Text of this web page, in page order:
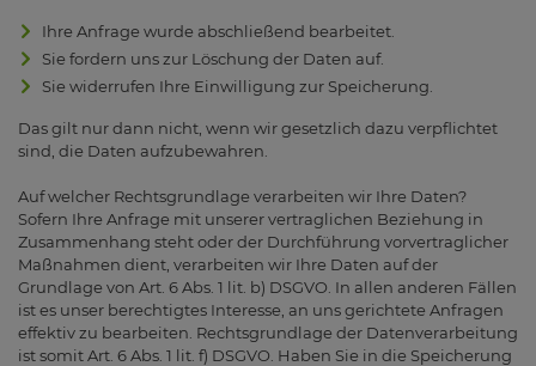
Ihre Anfrage wurde abschließend bearbeitet.
Sie fordern uns zur Löschung der Daten auf.
Sie widerrufen Ihre Einwilligung zur Speicherung.
Das gilt nur dann nicht, wenn wir gesetzlich dazu verpflichtet
sind, die Daten aufzubewahren.
Auf welcher Rechtsgrundlage verarbeiten wir Ihre Daten?
Sofern Ihre Anfrage mit unserer vertraglichen Beziehung in
Zusammenhang steht oder der Durchführung vorvertraglicher
Maßnahmen dient, verarbeiten wir Ihre Daten auf der
Grundlage von Art. 6 Abs. 1 lit. b) DSGVO. In allen anderen Fällen
ist es unser berechtigtes Interesse, an uns gerichtete Anfragen
effektiv zu bearbeiten. Rechtsgrundlage der Datenverarbeitung
ist somit Art. 6 Abs. 1 lit. f) DSGVO. Haben Sie in die Speicherung